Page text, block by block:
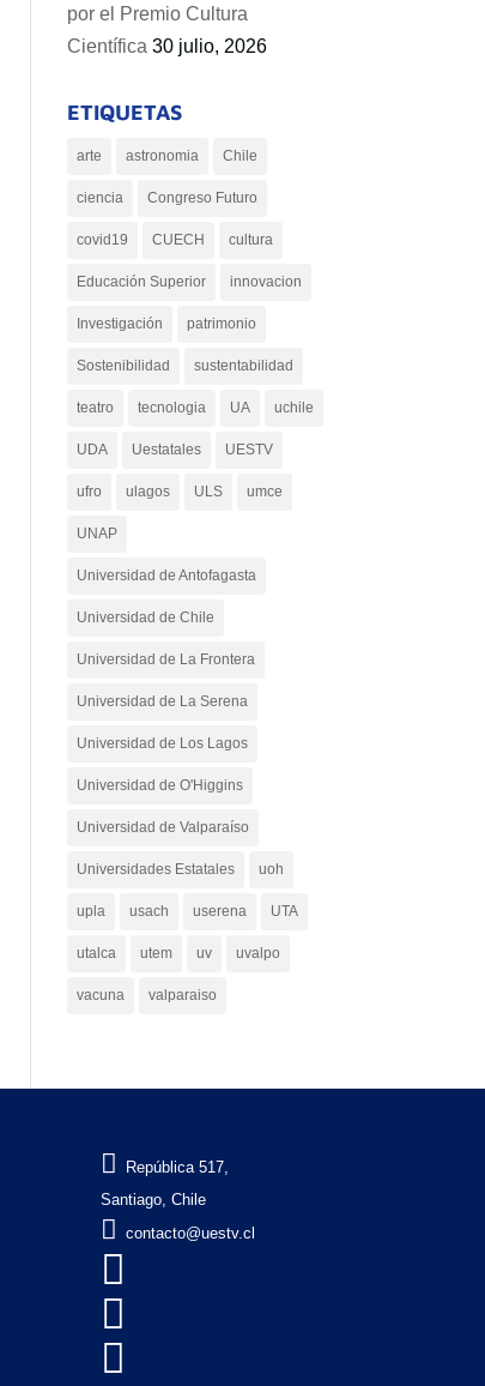
por el Premio Cultura
Científica 30 julio, 2026
ETIQUETAS
arte astronomia Chile
ciencia Congreso Futuro
covid19 CUECH cultura
Educación Superior innovacion
Investigación patrimonio
Sostenibilidad sustentabilidad
teatro tecnologia UA uchile
UDA Uestatales UESTV
ufro ulagos ULS umce
UNAP
Universidad de Antofagasta
Universidad de Chile
Universidad de La Frontera
Universidad de La Serena
Universidad de Los Lagos
Universidad de O'Higgins
Universidad de Valparaíso
Universidades Estatales uoh
upla usach userena UTA
utalca utem uv uvalpo
vacuna valparaiso

República 517,
Santiago, Chile
 contacto@uestv.cl


